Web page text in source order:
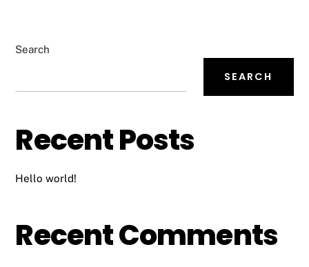
Search
SEARCH
Recent Posts
Hello world!
Recent Comments